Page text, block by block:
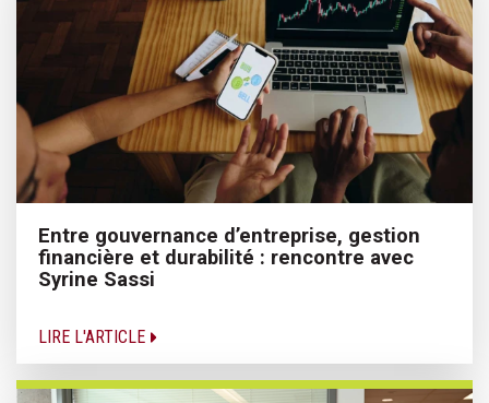
Entre gouvernance d’entreprise, gestion
financière et durabilité : rencontre avec
Syrine Sassi
LIRE L'ARTICLE